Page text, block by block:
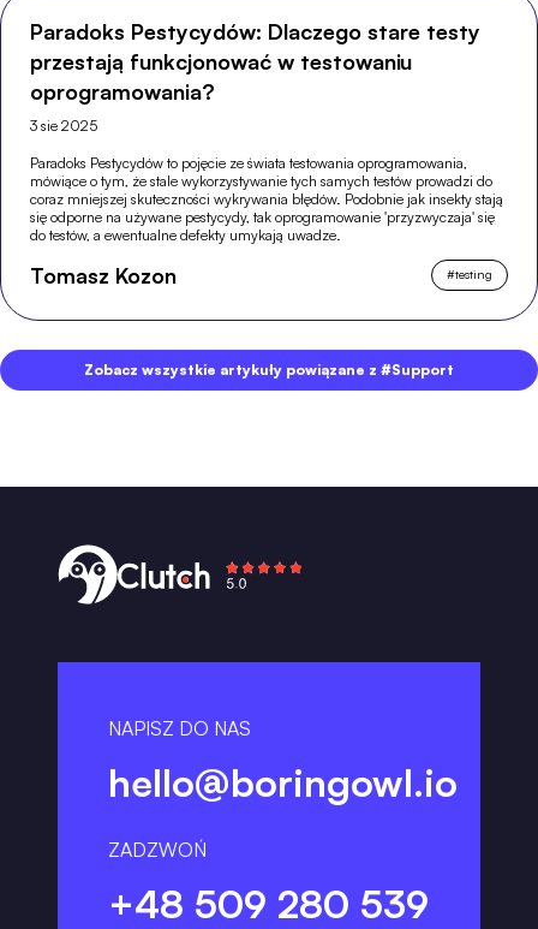
Paradoks Pestycydów: Dlaczego stare testy
przestają funkcjonować w testowaniu
oprogramowania?
3 sie 2025
Paradoks Pestycydów to pojęcie ze świata testowania oprogramowania,
mówiące o tym, że stale wykorzystywanie tych samych testów prowadzi do
coraz mniejszej skuteczności wykrywania błędów. Podobnie jak insekty stają
się odporne na używane pestycydy, tak oprogramowanie 'przyzwyczaja' się
do testów, a ewentualne defekty umykają uwadze.
Tomasz Kozon #testing
Zobacz wszystkie artykuły powiązane z #Support
NAPISZ DO NAS
hello@boringowl.io
ZADZWOŃ
+48 509 280 539